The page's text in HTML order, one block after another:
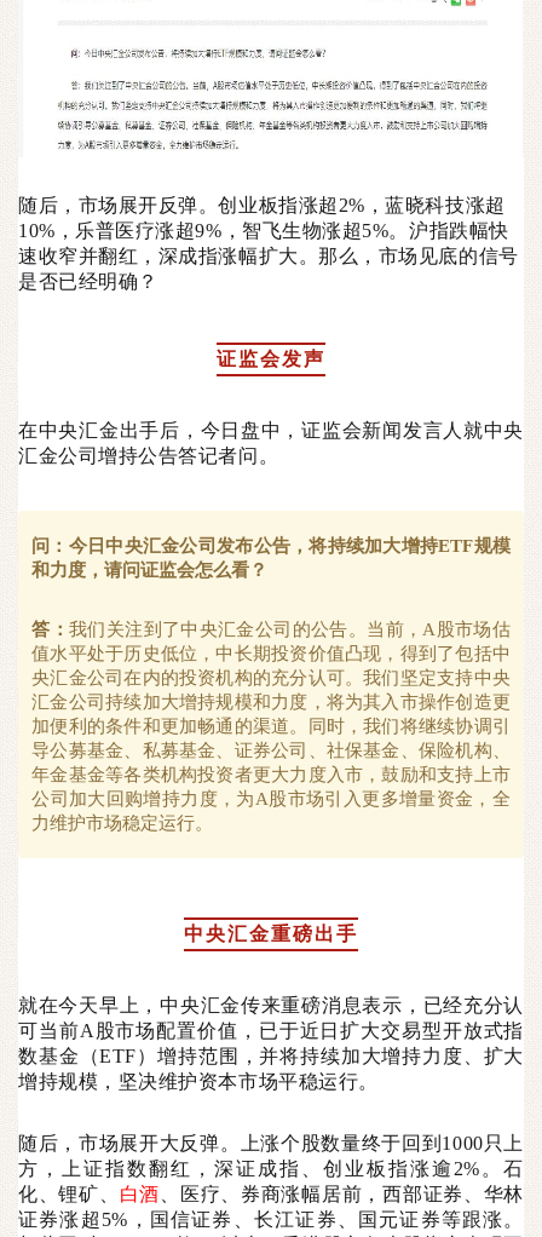
随后，市场展开反弹。创业板指涨超2%，蓝晓科技涨超
10%，乐普医疗涨超9%，智飞生物涨超5%。沪指跌幅快
速收窄并翻红，深成指涨幅扩大。那么，市场见底的信号
是否已经明确？
证监会发声
在中央汇金出手后，今日盘中，证监会新闻发言人就中央
汇金公司增持公告答记者问。
问：今日中央汇金公司发布公告，将持续加大增持ETF规模
和力度，请问证监会怎么看？
答： 我们关注到了中央汇金公司的公告。当前，A股市场估
值水平处于历史低位，中长期投资价值凸现，得到了包括中
央汇金公司在内的投资机构的充分认可。我们坚定支持中央
汇金公司持续加大增持规模和力度，将为其入市操作创造更
加便利的条件和更加畅通的渠道。同时，我们将继续协调引
导公募基金、私募基金、证券公司、社保基金、保险机构、
年金基金等各类机构投资者更大力度入市，鼓励和支持上市
公司加大回购增持力度，为A股市场引入更多增量资金，全
力维护市场稳定运行。
中央汇金重磅出手
就在今天早上，中央汇金传来重磅消息表示，已经充分认
可当前A股市场配置价值，已于近日扩大交易型开放式指
数基金（ETF）增持范围，并将持续加大增持力度、扩大
增持规模，坚决维护资本市场平稳运行。
随后，市场展开大反弹。上涨个股数量终于回到1000只上
方，上证指数翻红，深证成指、创业板指涨逾2%。石
化、锂矿、 白酒 、医疗、券商涨幅居前，西部证券、华林
证券涨超5%，国信证券、长江证券、国元证券等跟涨。